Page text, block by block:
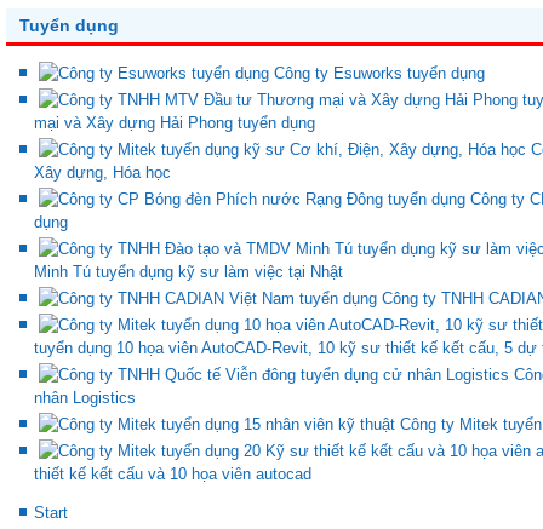
Tuyển dụng
Công ty Esuworks tuyển dụng
mại và Xây dựng Hải Phong tuyển dụng
Xây dựng, Hóa học
Công ty
dụng
Minh Tú tuyển dụng kỹ sư làm việc tại Nhật
Công ty TNHH
tuyển dụng 10 họa viên AutoCAD-Revit, 10 kỹ sư thiết kế kết cấu, 5 dự
nhân Logistics
Công ty Mitek
thiết kế kết cấu và 10 họa viên autocad
Start